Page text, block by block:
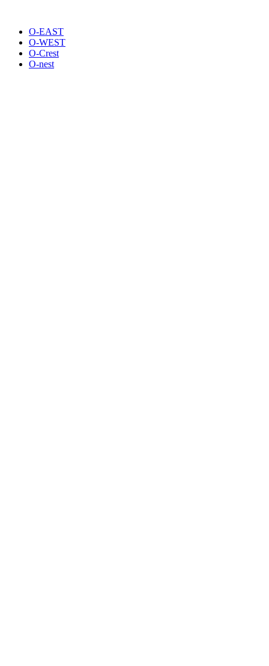
O-EAST
O-WEST
O-Crest
O-nest